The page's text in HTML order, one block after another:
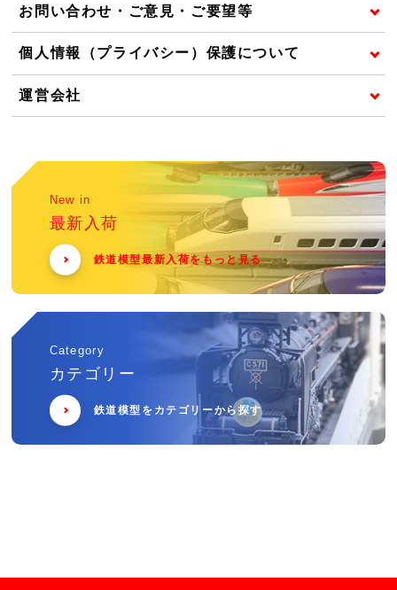
お問い合わせ・ご意見・ご要望等
個人情報（プライバシー）保護について
運営会社
New in
最新入荷
鉄道模型最新入荷をもっと見る
Category
カテゴリー
鉄道模型をカテゴリーから探す